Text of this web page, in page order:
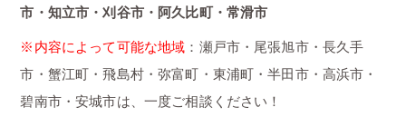
市・知立市・刈谷市・阿久比町・常滑市
※内容によって可能な地域 ：瀬戸市・尾張旭市・長久手
市・蟹江町・飛島村・弥富町・東浦町・半田市・高浜市・
碧南市・安城市は、一度ご相談ください！